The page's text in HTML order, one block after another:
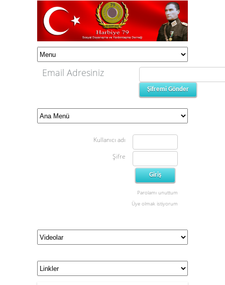
Email Adresiniz
Kullanıcı adı
Şifre
Parolamı unuttum
Üye olmak istiyorum